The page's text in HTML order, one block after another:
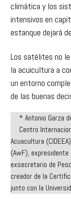
climática y los
intensivos en
estanque dejará
Los satélites no le
la acuicultura a
un entorno
de las buenas
* Antonio Garza
Centro
Acuacultura
(AwF), expresidente
exsecretario de
creador de la
junto con la